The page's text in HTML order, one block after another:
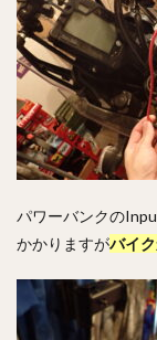
パワーバンクの
かかりますがバイ